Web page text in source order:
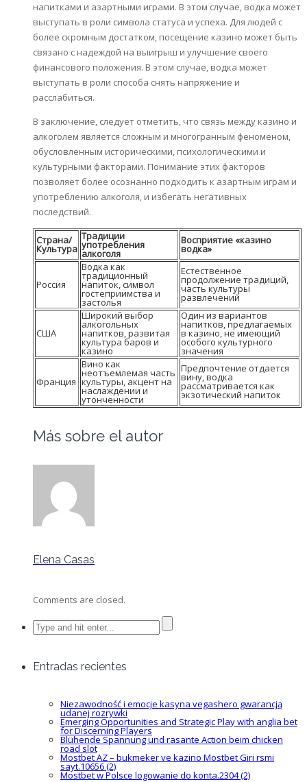
напитками и азартными играми. В этом случае, водка может
выступать в роли символа статуса и успеха. Для людей с
более скромным достатком, посещение казино может быть
связано с надеждой на выигрыш и улучшение своего
финансового положения. В этом случае, водка может
выступать в роли способа снять напряжение и
расслабиться.
В заключение, следует отметить, что связь между казино и
алкоголем является сложным и многогранным феноменом,
обусловленным историческими, психологическими и
культурными факторами. Понимание этих факторов
позволяет более осознанно подходить к азартным играм и
употреблению алкоголя, и избегать негативных
последствий.
Страна/
Культура
Традиции
употребления
алкоголя
Восприятие «казино
водка»
Россия
Водка как
традиционный
напиток, символ
гостеприимства и
застолья
Естественное
продолжение традиций,
часть культуры
развлечений
США
Широкий выбор
алкогольных
напитков, развитая
культура баров и
казино
Один из вариантов
напитков, предлагаемых
в казино, не имеющий
особого культурного
значения
Франция
Вино как
неотъемлемая часть
культуры, акцент на
наслаждении и
утонченности
Предпочтение отдается
вину, водка
рассматривается как
экзотический напиток
Más sobre el autor
Elena Casas
Comments are closed.
Entradas recientes
Niezawodność i emocje kasyna vegashero gwarancją
udanej rozrywki
Emerging Opportunities and Strategic Play with anglia bet
for Discerning Players
Blühende Spannung und rasante Action beim chicken
road slot
Mostbet AZ – bukmeker ve kazino Mostbet Giri rsmi
sayt.10656 (2)
Mostbet w Polsce logowanie do konta.2304 (2)